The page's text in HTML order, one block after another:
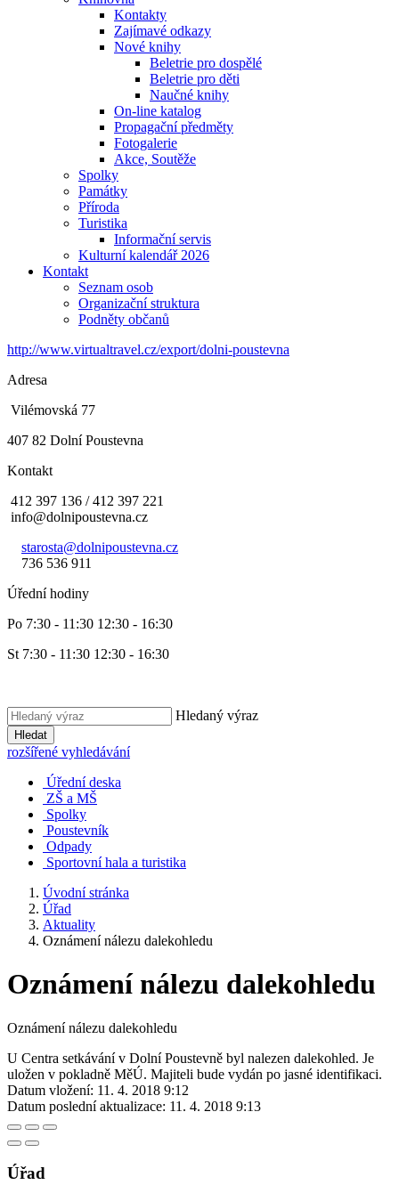
Kontakty
Zajímavé odkazy
Nové knihy
Beletrie pro dospělé
Beletrie pro děti
Naučné knihy
On-line katalog
Propagační předměty
Fotogalerie
Akce, Soutěže
Spolky
Památky
Příroda
Turistika
Informační servis
Kulturní kalendář 2026
Kontakt
Seznam osob
Organizační struktura
Podněty občanů
http://www.virtualtravel.cz/export/dolni-poustevna
Adresa
Vilémovská 77
407 82 Dolní Poustevna
Kontakt
412 397 136 / 412 397 221
info@dolnipoustevna.cz
starosta@dolnipoustevna.cz
736 536 911
Úřední hodiny
Po 7:30 - 11:30 12:30 - 16:30
St 7:30 - 11:30 12:30 - 16:30
Hledaný výraz
Hledat
rozšířené vyhledávání
Úřední deska
ZŠ a MŠ
Spolky
Poustevník
Odpady
Sportovní hala a turistika
Úvodní stránka
Úřad
Aktuality
Oznámení nálezu dalekohledu
Oznámení nálezu dalekohledu
Oznámení nálezu dalekohledu
U Centra setkávání v Dolní Poustevně byl nalezen dalekohled. Je
uložen v pokladně MěÚ. Majiteli bude vydán po jasné identifikaci.
Datum vložení: 11. 4. 2018 9:12
Datum poslední aktualizace: 11. 4. 2018 9:13
Úřad